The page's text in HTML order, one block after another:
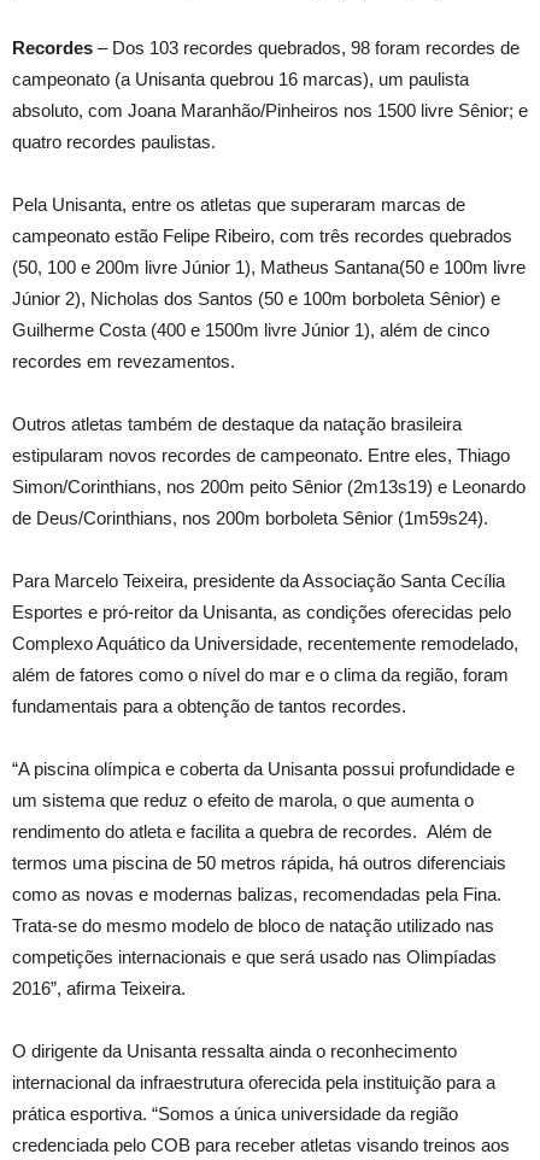
Recordes – Dos 103 recordes quebrados, 98 foram recordes de
campeonato (a Unisanta quebrou 16 marcas), um paulista
absoluto, com Joana Maranhão/Pinheiros nos 1500 livre Sênior; e
quatro recordes paulistas.
Pela Unisanta, entre os atletas que superaram marcas de
campeonato estão Felipe Ribeiro, com três recordes quebrados
(50, 100 e 200m livre Júnior 1), Matheus Santana(50 e 100m livre
Júnior 2), Nicholas dos Santos (50 e 100m borboleta Sênior) e
Guilherme Costa (400 e 1500m livre Júnior 1), além de cinco
recordes em revezamentos.
Outros atletas também de destaque da natação brasileira
estipularam novos recordes de campeonato. Entre eles, Thiago
Simon/Corinthians, nos 200m peito Sênior (2m13s19) e Leonardo
de Deus/Corinthians, nos 200m borboleta Sênior (1m59s24).
Para Marcelo Teixeira, presidente da Associação Santa Cecília
Esportes e pró-reitor da Unisanta, as condições oferecidas pelo
Complexo Aquático da Universidade, recentemente remodelado,
além de fatores como o nível do mar e o clima da região, foram
fundamentais para a obtenção de tantos recordes.
“A piscina olímpica e coberta da Unisanta possui profundidade e
um sistema que reduz o efeito de marola, o que aumenta o
rendimento do atleta e facilita a quebra de recordes. Além de
termos uma piscina de 50 metros rápida, há outros diferenciais
como as novas e modernas balizas, recomendadas pela Fina.
Trata-se do mesmo modelo de bloco de natação utilizado nas
competições internacionais e que será usado nas Olimpíadas
2016”, afirma Teixeira.
O dirigente da Unisanta ressalta ainda o reconhecimento
internacional da infraestrutura oferecida pela instituição para a
prática esportiva. “Somos a única universidade da região
credenciada pelo COB para receber atletas visando treinos aos